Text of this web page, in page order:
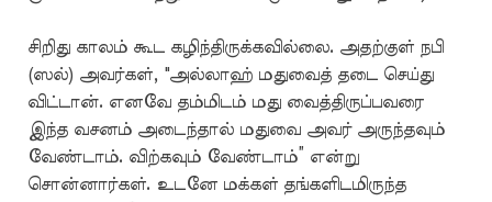
சிறிது காலம் கூட கழிந்திருக்கவில்லை. அதற்குள் நபி
(ஸல்) அவர்கள், "அல்லாஹ் மதுவைத் தடை செய்து
விட்டான். எனவே தம்மிடம் மது வைத்திருப்பவரை
இந்த வசனம் அடைந்தால் மதுவை அவர் அருந்தவும்
வேண்டாம். விற்கவும் வேண்டாம்” என்று
சொன்னார்கள். உடனே மக்கள் தங்களிடமிருந்த